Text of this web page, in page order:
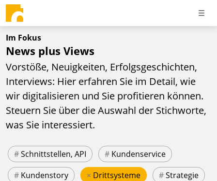
Im Fokus
News plus Views
Vorstöße, Neuigkeiten, Erfolgsgeschichten,
Interviews: Hier erfahren Sie im Detail, wie
wir digitalisieren und Sie profitieren können.
Steuern Sie über die Auswahl der Stichworte,
was Sie interessiert.
#Schnittstellen, API # Kundenservice
# Kundenstory × Drittsysteme #Strategie